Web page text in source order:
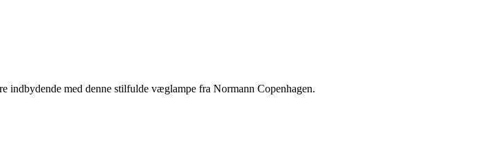
indbydende med denne stilfulde væglampe fra Normann Copenhagen.